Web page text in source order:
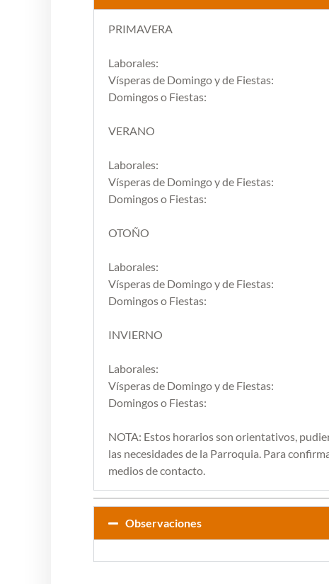
PRIMAVERA
Laborales:
Vísperas de Domingo y de Fiestas:
Domingos o Fiestas:
VERANO
Laborales:
Vísperas de Domingo y de Fiestas:
Domingos o Fiestas:
OTOÑO
Laborales:
Vísperas de Domingo y de Fiestas:
Domingos o Fiestas:
INVIERNO
Laborales:
Vísperas de Domingo y de Fiestas:
Domingos o Fiestas:
NOTA: Estos horarios son orientativos,
las necesidades de la Parroquia. Para
medios de contacto.
Observaciones